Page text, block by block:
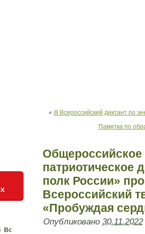
Вс
«
III Всероссийский диктант по
Памятка по
Общероссийское
патриотическое
полк России»
Всероссийский
«Пробуждая
Опубликовано 30.11.2022